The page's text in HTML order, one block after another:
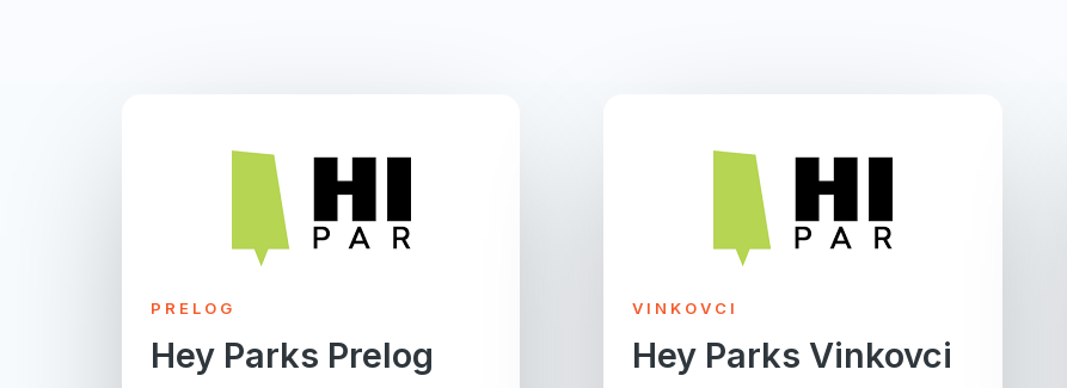
PRELOG
Hey Parks Prelog
VINKOVCI
Hey Parks Vinkovci